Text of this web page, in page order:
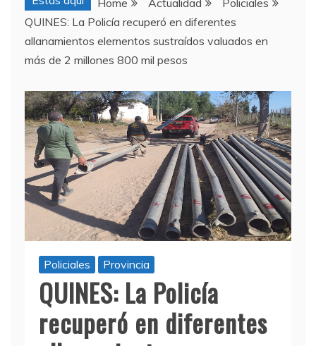
Home Actualidad
Policiales
QUINES: La Policía recuperó en diferentes
allanamientos elementos sustraídos valuados en
más de 2 millones 800 mil pesos
Policiales Provincia
QUINES: La Policía
recuperó en diferentes